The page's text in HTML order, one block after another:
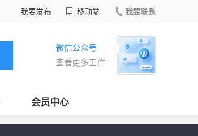
我要发布 移动端 我要联系
微信公众号
查看更多工作
会员中心